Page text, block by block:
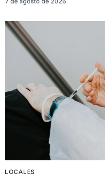
LOCALES